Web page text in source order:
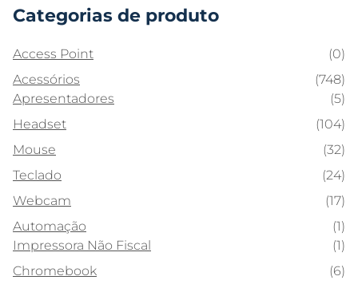
Categorias de produto
Access Point
(0)
Acessórios
(748)
Apresentadores
(5)
Headset
(104)
Mouse
(32)
Teclado
(24)
Webcam
(17)
Automação
(1)
Impressora Não Fiscal
(1)
Chromebook
(6)